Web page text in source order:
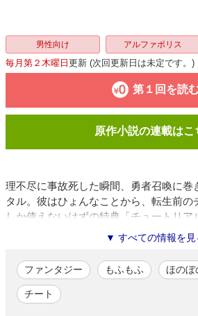
男性向け アルファポリス
毎月第２木曜日更新 (次回更新日は未定です。)
第１回を読
原作小説の連載はこ
理不尽に事故死した瞬間、勇者召喚に巻
タル。彼はひょんなことから、転生前の
しか使えないはずの特典「チュートリア
ま転生することに。８歳の少年として異
ルは超便利なスキルの数々を使い、気ま
喚した前世の飼い犬・コテツや猫耳族の
ナ、テイムしたスライムたちと猫耳族の
るワタル。そんな折にイキり散らかす転
▼ すべての情報を見
ファンタジー もふもふ ほのぼ
チート